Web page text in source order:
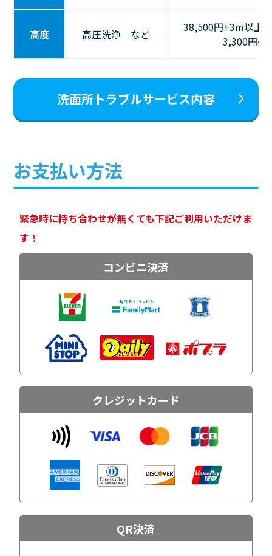
高度 高圧洗浄 など
38,500円+3m以上
3,300円～
洗面所トラブルサービス内容
お支払い方法
緊急時に持ち合わせが無くても下記ご利用いただけま
す！
コンビニ決済
クレジットカード
QR決済